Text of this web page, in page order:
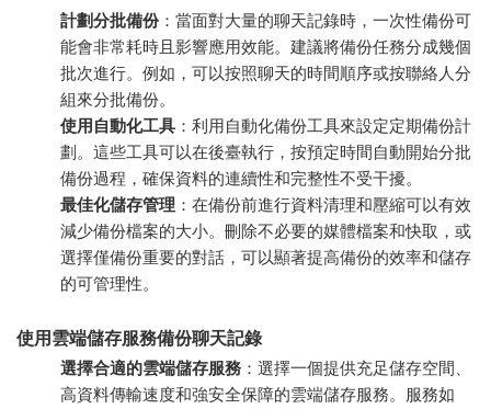
計劃分批備份：當面對大量的聊天記錄時，一次性備份可
能會非常耗時且影響應用效能。建議將備份任務分成幾個
批次進行。例如，可以按照聊天的時間順序或按聯絡人分
組來分批備份。
使用自動化工具 ：利用自動化備份工具來設定定期備份計
劃。這些工具可以在後臺執行，按預定時間自動開始分批
備份過程，確保資料的連續性和完整性不受干擾。
最佳化儲存管理 ：在備份前進行資料清理和壓縮可以有效
減少備份檔案的大小。刪除不必要的媒體檔案和快取，或
選擇僅備份重要的對話，可以顯著提高備份的效率和儲存
的可管理性。
使用雲端儲存服務備份聊天記錄
選擇合適的雲端儲存服務 ：選擇一個提供充足儲存空間、
高資料傳輸速度和強安全保障的雲端儲存服務。服務如